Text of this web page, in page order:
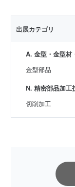
出展カテゴリ
A. 金型・金型材
金型部品
N. 精密部品加工
切削加工